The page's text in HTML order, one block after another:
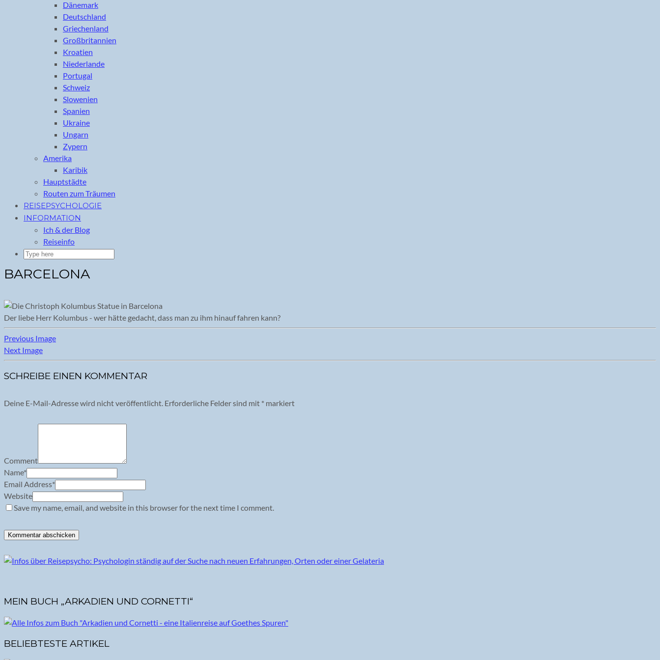
Dänemark
Deutschland
Griechenland
Großbritannien
Kroatien
Niederlande
Portugal
Schweiz
Slowenien
Spanien
Ukraine
Ungarn
Zypern
Amerika
Karibik
Hauptstädte
Routen zum Träumen
REISEPSYCHOLOGIE
INFORMATION
Ich & der Blog
Reiseinfo
BARCELONA
Der liebe Herr Kolumbus - wer hätte gedacht, dass man zu ihm hinauf fahren kann?
Previous Image
Next Image
SCHREIBE EINEN KOMMENTAR
Deine E-Mail-Adresse wird nicht veröffentlicht. Erforderliche Felder sind mit * markiert
Comment
Name*
Email Address*
Website
Save my name, email, and website in this browser for the next time I comment.
MEIN BUCH „ARKADIEN UND CORNETTI“
BELIEBTESTE ARTIKEL